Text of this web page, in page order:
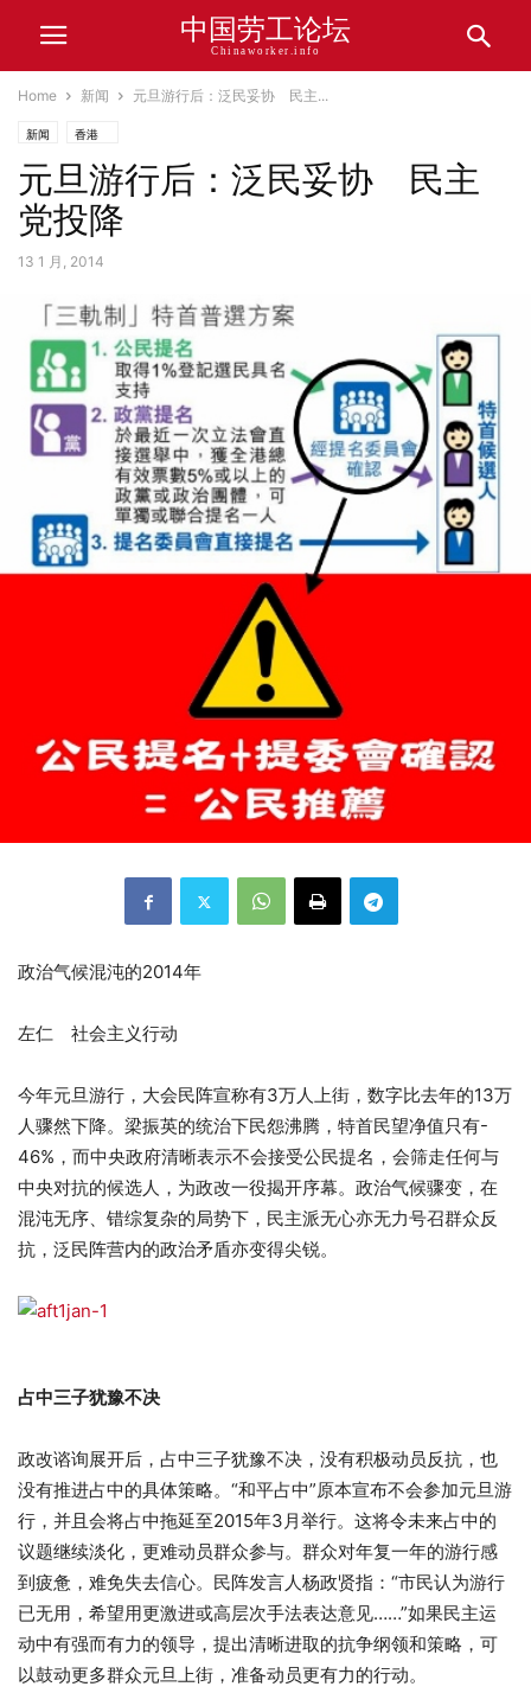
中国劳工论坛
Chinaworker.info
Home 新闻 元旦游行后：泛民妥协 民主...
新闻 香港
元旦游行后：泛民妥协 民主
党投降
13 1 月, 2014
政治气候混沌的2014年
左仁 社会主义行动
今年元旦游行，大会民阵宣称有3万人上街，数字比去年的13万
人骤然下降。梁振英的统治下民怨沸腾，特首民望净值只有-
46%，而中央政府清晰表示不会接受公民提名，会筛走任何与
中央对抗的候选人，为政改一役揭开序幕。政治气候骤变，在
混沌无序、错综复杂的局势下，民主派无心亦无力号召群众反
抗，泛民阵营内的政治矛盾亦变得尖锐。
占中三子犹豫不决
政改谘询展开后，占中三子犹豫不决，没有积极动员反抗，也
没有推进占中的具体策略。“和平占中”原本宣布不会参加元旦游
行，并且会将占中拖延至2015年3月举行。这将令未来占中的
议题继续淡化，更难动员群众参与。群众对年复一年的游行感
到疲惫，难免失去信心。民阵发言人杨政贤指：“市民认为游行
已无用，希望用更激进或高层次手法表达意见……”如果民主运
动中有强而有力的领导，提出清晰进取的抗争纲领和策略，可
以鼓动更多群众元旦上街，准备动员更有力的行动。